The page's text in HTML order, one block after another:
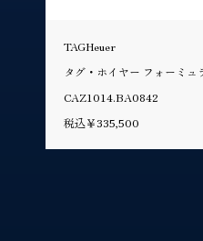
TAGHeuer
タグ・ホイヤー フォーミュ
CAZ1014.BA0842
税込￥335,500